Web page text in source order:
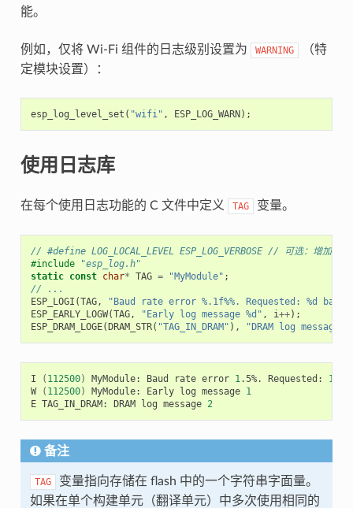
能。
例如，仅将 Wi-Fi 组件的日志级别设置为 WARNING
（特
定模块设置）：
esp_log_level_set ( "wifi" , ESP_LOG_WARN);
使用日志库
在每个使用日志功能的 C 文件中定义 TAG 变量。
// #define LOG_LOCAL_LEVEL ESP_LOG_VERBOSE // 可选：增加包含
#include
"esp_log.h"
static const char* TAG = "MyModule" ;
// ...
ESP_LOGI (TAG,
"Baud rate error %.1f%%. Requested: %d
ESP_EARLY_LOGW(TAG, "Early log message %d" , i++);
ESP_DRAM_LOGE(DRAM_STR( "TAG_IN_DRAM" ), "DRAM log message
I ( 112500) MyModule: Baud rate error 1.5%. Requested:
W
( 112500) MyModule: Early log message 1
E TAG_IN_DRAM: DRAM log message 2
备注
TAG
变量指向存储在 flash 中的一个字符串字面量。
如果在单个构建单元（翻译单元）中多次使用相同的